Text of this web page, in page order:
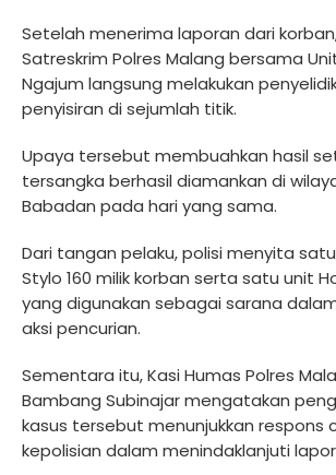
Setelah menerima laporan dari
Satreskrim Polres Malang bersama
Ngajum langsung melakukan
penyisiran di sejumlah titik.
Upaya tersebut membuahkan hasil
tersangka berhasil diamankan di
Babadan pada hari yang sama.
Dari tangan pelaku, polisi menyita
Stylo 160 milik korban serta satu unit
yang digunakan sebagai sarana
aksi pencurian.
Sementara itu, Kasi Humas Polres
Bambang Subinajar mengatakan
kasus tersebut menunjukkan
kepolisian dalam menindaklanjuti